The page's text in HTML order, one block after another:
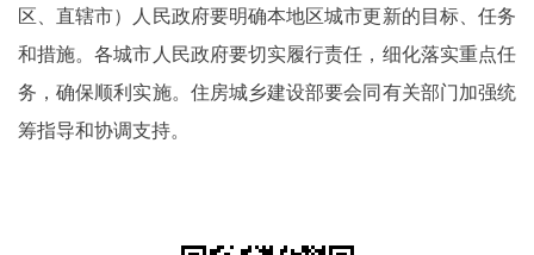
区、直辖市）人民政府要明确本地区城市更新的目标、任务
和措施。各城市人民政府要切实履行责任，细化落实重点任
务，确保顺利实施。住房城乡建设部要会同有关部门加强统
筹指导和协调支持。